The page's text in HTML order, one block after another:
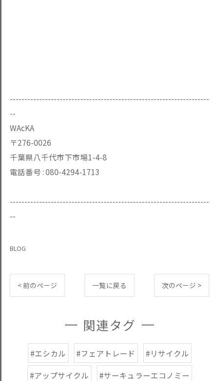
--------------------------------------------------------------------
--
WAcKA
〒276-0026
千葉県八千代市下市場1-4-8
電話番号 :080-4294-1713
--------------------------------------------------------------------
--
BLOG
< 前のページ 一覧に戻る 次のページ >
関連タグ
#エシカル #フェアトレード #リサイクル
#アップサイクル #サーキュラーエコノミー